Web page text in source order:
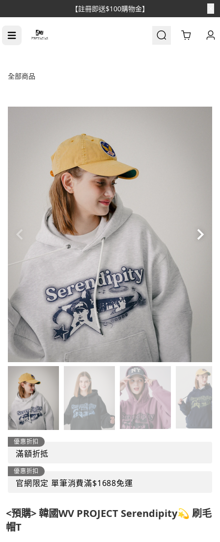
【註冊即送$100購物金】
Cart
全部商品
優惠折扣
滿額折抵
優惠折扣
官網限定 單筆消費滿$1688免運
<預購> 韓國WV PROJECT Serendipity💫 刷毛
帽T